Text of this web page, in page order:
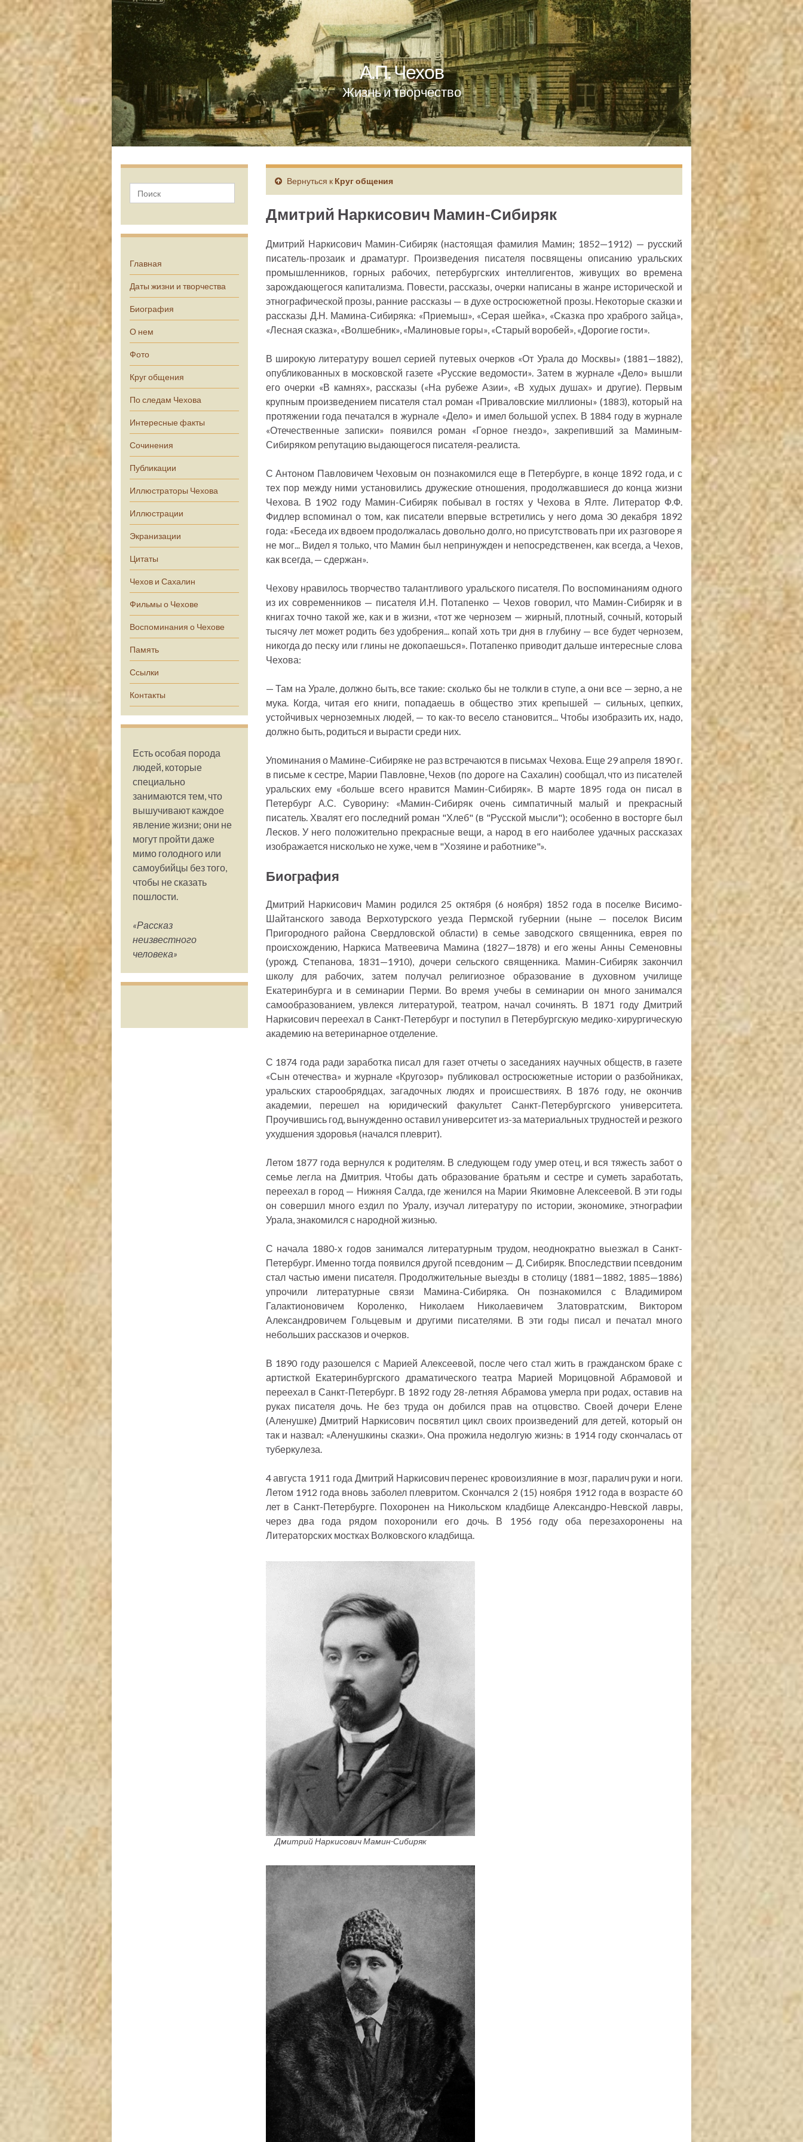
А.П. Чехов
Жизнь и творчество
Главная
Даты жизни и творчества
Биография
О нем
Фото
Круг общения
По следам Чехова
Интересные факты
Сочинения
Публикации
Иллюстраторы Чехова
Иллюстрации
Экранизации
Цитаты
Чехов и Сахалин
Фильмы о Чехове
Воспоминания о Чехове
Память
Ссылки
Контакты
Есть особая порода
людей, которые
специально
занимаются тем, что
вышучивают каждое
явление жизни; они не
могут пройти даже
мимо голодного или
самоубийцы без того,
чтобы не сказать
пошлости.
«Рассказ
неизвестного
человека»
Вернуться к Круг общения
Дмитрий Наркисович Мамин-Сибиряк
Дмитрий Наркисович Мамин-Сибиряк (настоящая фамилия Мамин; 1852—1912) — русский
писатель-прозаик и драматург. Произведения писателя посвящены описанию уральских
промышленников, горных рабочих, петербургских интеллигентов, живущих во времена
зарождающегося капитализма. Повести, рассказы, очерки написаны в жанре исторической и
этнографической прозы, ранние рассказы — в духе остросюжетной прозы. Некоторые сказки и
рассказы Д.Н. Мамина-Сибиряка: «Приемыш», «Серая шейка», «Сказка про храброго зайца»,
«Лесная сказка», «Волшебник», «Малиновые горы», «Старый воробей», «Дорогие гости».
В широкую литературу вошел серией путевых очерков «От Урала до Москвы» (1881—1882),
опубликованных в московской газете «Русские ведомости». Затем в журнале «Дело» вышли
его очерки «В камнях», рассказы («На рубеже Азии», «В худых душах» и другие). Первым
крупным произведением писателя стал роман «Приваловские миллионы» (1883), который на
протяжении года печатался в журнале «Дело» и имел большой успех. В 1884 году в журнале
«Отечественные записки» появился роман «Горное гнездо», закрепивший за Маминым-
Сибиряком репутацию выдающегося писателя-реалиста.
С Антоном Павловичем Чеховым он познакомился еще в Петербурге, в конце 1892 года, и с
тех пор между ними установились дружеские отношения, продолжавшиеся до конца жизни
Чехова. В 1902 году Мамин-Сибиряк побывал в гостях у Чехова в Ялте. Литератор Ф.Ф.
Фидлер вспоминал о том, как писатели впервые встретились у него дома 30 декабря 1892
года: «Беседа их вдвоем продолжалась довольно долго, но присутствовать при их разговоре я
не мог... Видел я только, что Мамин был непринужден и непосредственен, как всегда, а Чехов,
как всегда, — сдержан».
Чехову нравилось творчество талантливого уральского писателя. По воспоминаниям одного
из их современников — писателя И.Н. Потапенко — Чехов говорил, что Мамин-Сибиряк и в
книгах точно такой же, как и в жизни, «тот же чернозем — жирный, плотный, сочный, который
тысячу лет может родить без удобрения... копай хоть три дня в глубину — все будет чернозем,
никогда до песку или глины не докопаешься». Потапенко приводит дальше интересные слова
Чехова:
— Там на Урале, должно быть, все такие: сколько бы не толкли в ступе, а они все — зерно, а не
мука. Когда, читая его книги, попадаешь в общество этих крепышей — сильных, цепких,
устойчивых черноземных людей, — то как-то весело становится... Чтобы изобразить их, надо,
должно быть, родиться и вырасти среди них.
Упоминания о Мамине-Сибиряке не раз встречаются в письмах Чехова. Еще 29 апреля 1890 г.
в письме к сестре, Марии Павловне, Чехов (по дороге на Сахалин) сообщал, что из писателей
уральских ему «больше всего нравится Мамин-Сибиряк». В марте 1895 года он писал в
Петербург А.С. Суворину: «Мамин-Сибиряк очень симпатичный малый и прекрасный
писатель. Хвалят его последний роман "Хлеб" (в "Русской мысли"); особенно в восторге был
Лесков. У него положительно прекрасные вещи, а народ в его наиболее удачных рассказах
изображается нисколько не хуже, чем в "Хозяине и работнике"».
Биография
Дмитрий Наркисович Мамин родился 25 октября (6 ноября) 1852 года в поселке Висимо-
Шайтанского завода Верхотурского уезда Пермской губернии (ныне — поселок Висим
Пригородного района Свердловской области) в семье заводского священника, еврея по
происхождению, Наркиса Матвеевича Мамина (1827—1878) и его жены Анны Семеновны
(урожд. Степанова, 1831—1910), дочери сельского священника. Мамин-Сибиряк закончил
школу для рабочих, затем получал религиозное образование в духовном училище
Екатеринбурга и в семинарии Перми. Во время учебы в семинарии он много занимался
самообразованием, увлекся литературой, театром, начал сочинять. В 1871 году Дмитрий
Наркисович переехал в Санкт-Петербург и поступил в Петербургскую медико-хирургическую
академию на ветеринарное отделение.
С 1874 года ради заработка писал для газет отчеты о заседаниях научных обществ, в газете
«Сын отечества» и журнале «Кругозор» публиковал остросюжетные истории о разбойниках,
уральских старообрядцах, загадочных людях и происшествиях. В 1876 году, не окончив
академии, перешел на юридический факультет Санкт-Петербургского университета.
Проучившись год, вынужденно оставил университет из-за материальных трудностей и резкого
ухудшения здоровья (начался плеврит).
Летом 1877 года вернулся к родителям. В следующем году умер отец, и вся тяжесть забот о
семье легла на Дмитрия. Чтобы дать образование братьям и сестре и суметь заработать,
переехал в город — Нижняя Салда, где женился на Марии Якимовне Алексеевой. В эти годы
он совершил много ездил по Уралу, изучал литературу по истории, экономике, этнографии
Урала, знакомился с народной жизнью.
С начала 1880-х годов занимался литературным трудом, неоднократно выезжал в Санкт-
Петербург. Именно тогда появился другой псевдоним — Д. Сибиряк. Впоследствии псевдоним
стал частью имени писателя. Продолжительные выезды в столицу (1881—1882, 1885—1886)
упрочили литературные связи Мамина-Сибиряка. Он познакомился с Владимиром
Галактионовичем Короленко, Николаем Николаевичем Златовратским, Виктором
Александровичем Гольцевым и другими писателями. В эти годы писал и печатал много
небольших рассказов и очерков.
В 1890 году разошелся с Марией Алексеевой, после чего стал жить в гражданском браке с
артисткой Екатеринбургского драматического театра Марией Морицовной Абрамовой и
переехал в Санкт-Петербург. В 1892 году 28-летняя Абрамова умерла при родах, оставив на
руках писателя дочь. Не без труда он добился прав на отцовство. Своей дочери Елене
(Аленушке) Дмитрий Наркисович посвятил цикл своих произведений для детей, который он
так и назвал: «Аленушкины сказки». Она прожила недолгую жизнь: в 1914 году скончалась от
туберкулеза.
4 августа 1911 года Дмитрий Наркисович перенес кровоизлияние в мозг, паралич руки и ноги.
Летом 1912 года вновь заболел плевритом. Скончался 2 (15) ноября 1912 года в возрасте 60
лет в Санкт-Петербурге. Похоронен на Никольском кладбище Александро-Невской лавры,
через два года рядом похоронили его дочь. В 1956 году оба перезахоронены на
Литераторских мостках Волковского кладбища.
Дмитрий Наркисович Мамин-Сибиряк